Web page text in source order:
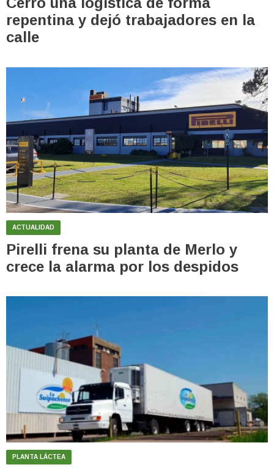
repentina y dejó trabajadores en la
calle
ACTUALIDAD
Pirelli frena su planta de Merlo y
crece la alarma por los despidos
PLANTA LÁCTEA